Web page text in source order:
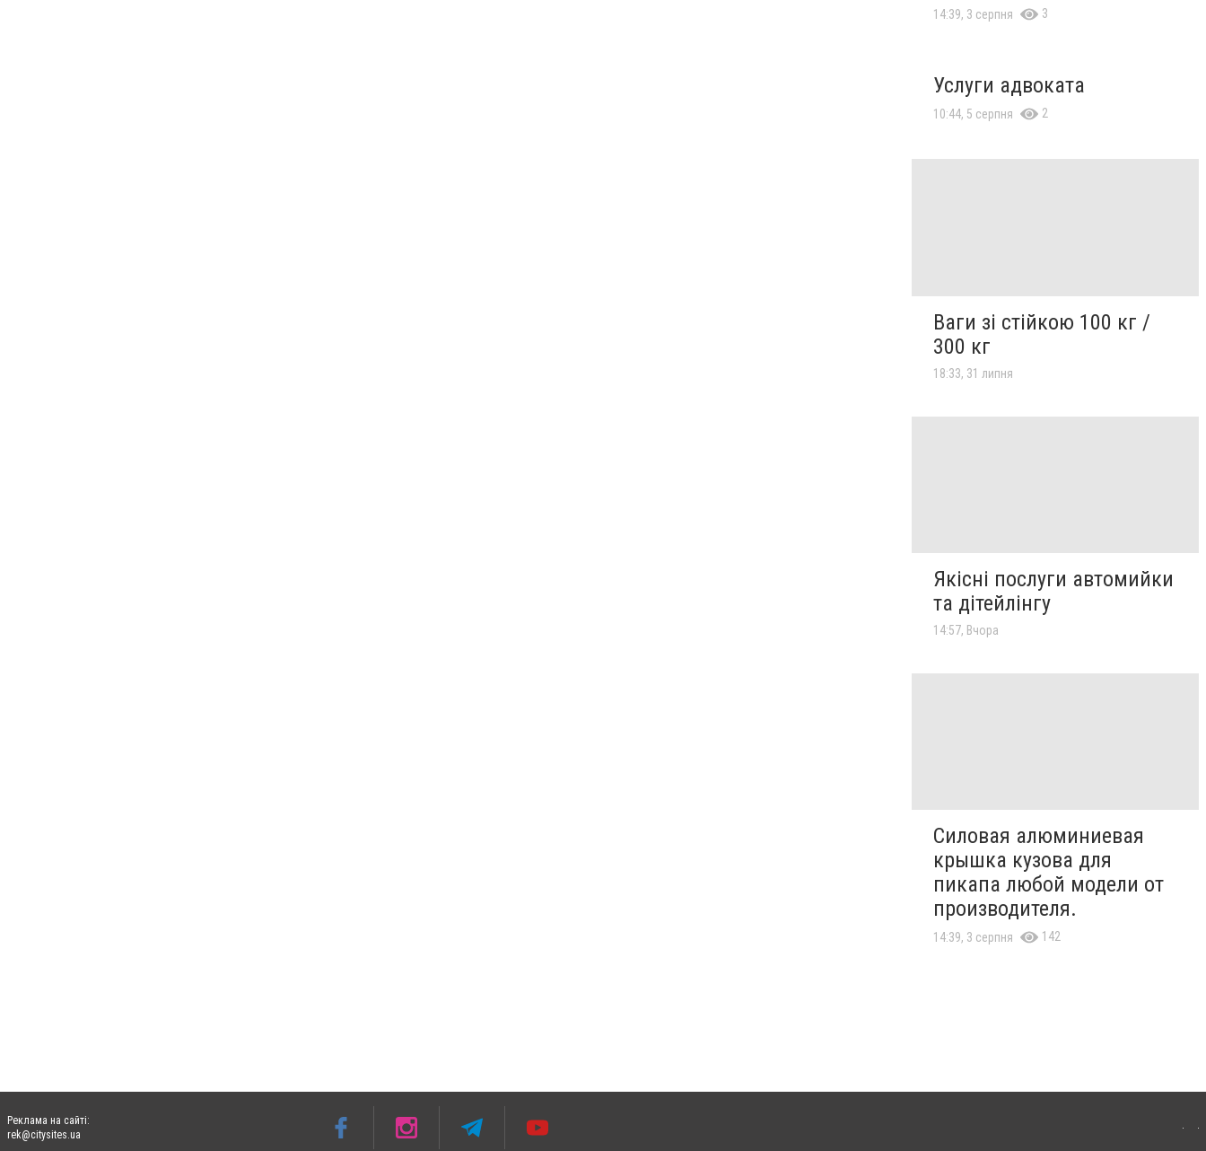
14:39, 3 серпня 3
Услуги адвоката
10:44, 5 серпня 2
Ваги зі стійкою 100 кг /
300 кг
18:33, 31 липня
Якісні послуги автомийки
та дітейлінгу
14:57, Вчора
Силовая алюминиевая
крышка кузова для
пикапа любой модели от
производителя.
14:39, 3 серпня 142
Реклама на сайті:
rek@citysites.ua